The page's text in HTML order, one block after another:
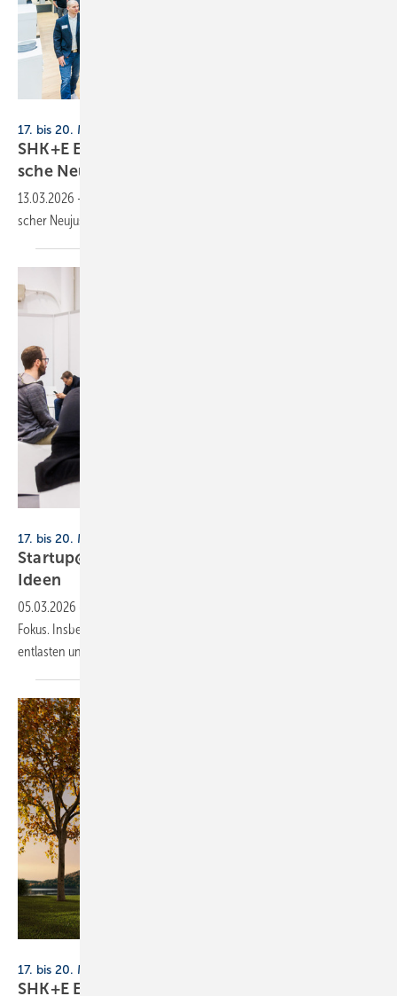
17. bis 20. März 2026, Messe Essen
SHK+E Essen: Die Branche und die regu­la­to­ri­
sche Neu­jus­tie­rung
13.03.2026 -
scher Neu­jus­tie­rung eine Platt­form für Aus­tausch und
17. bis 20. März 2026, Messe Essen
Startup@SHK+E Essen 2026: KI und frische
Ideen
05.03.2026
Fokus. Insbesondere Künstliche Intelligenz soll Handwerksbetriebe
entlasten und zukunftsfähig
17. bis 20. März 2026, Messe Essen
SHK+E Essen 2026: Sanitär-, Wasser-, Luft- und